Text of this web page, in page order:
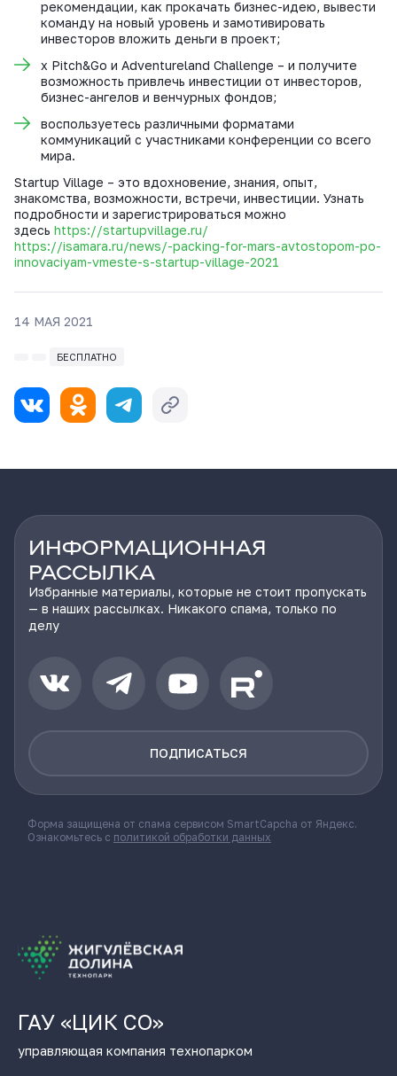
рекомендации, как прокачать бизнес-идею, вывести
команду на новый уровень и замотивировать
инвесторов вложить деньги в проект;
х Pitch&Go и Adventureland Challenge – и получите
возможность привлечь инвестиции от инвесторов,
бизнес-ангелов и венчурных фондов;
воспользуетесь различными форматами
коммуникаций с участниками конференции со всего
мира.
Startup Village – это вдохновение, знания, опыт,
знакомства, возможности, встречи, инвестиции. Узнать
подробности и зарегистрироваться можно
здесь https://startupvillage.ru/
https://isamara.ru/news/-packing-for-mars-avtostopom-po-
innovaciyam-vmeste-s-startup-village-2021
14 МАЯ 2021
БЕСПЛАТНО
ИНФОРМАЦИОННАЯ
РАССЫЛКА
Избранные материалы, которые не стоит пропускать
— в наших рассылках. Никакого спама, только по
делу
ПОДПИСАТЬСЯ
Форма защищена от спама сервисом SmartCapcha от Яндекс.
Ознакомьтесь с политикой обработки данных
ГАУ «ЦИК СО»
управляющая компания технопарком